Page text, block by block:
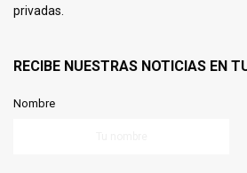
privadas.
RECIBE NUESTRAS NOTICIAS EN
Nombre